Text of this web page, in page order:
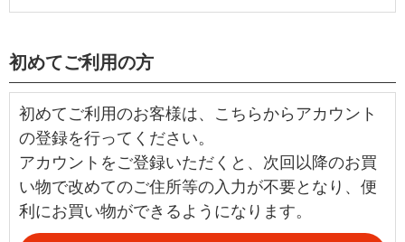
初めてご利用の方
初めてご利用のお客様は、こちらからアカウント
の登録を行ってください。
アカウントをご登録いただくと、次回以降のお買
い物で改めてのご住所等の入力が不要となり、便
利にお買い物ができるようになります。